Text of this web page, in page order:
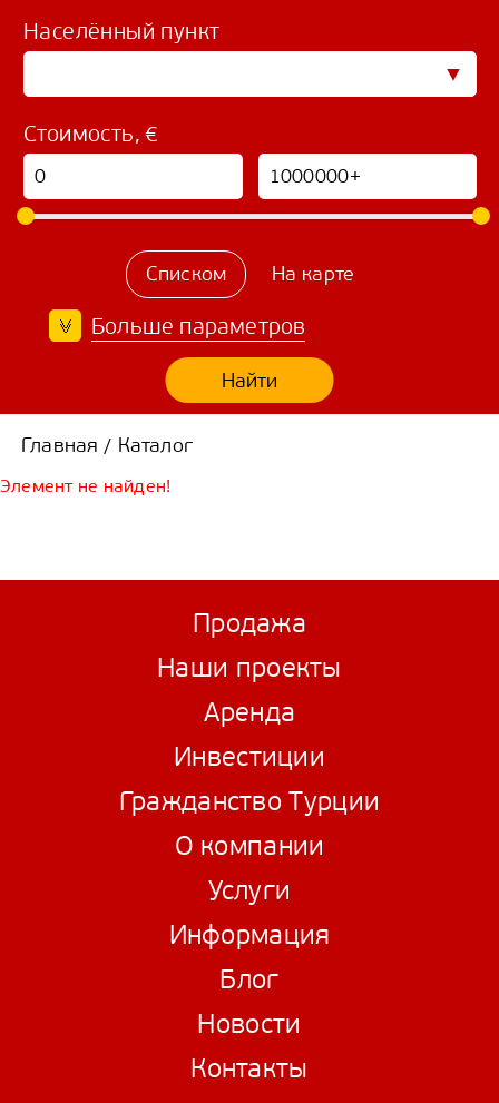
Населённый пункт
Стоимость, €
Списком На карте
Найти
Больше параметров
Главная / Каталог
Элемент не найден!
Продажа
Наши проекты
Аренда
Инвестиции
Гражданство Турции
О компании
Услуги
Информация
Блог
Новости
Контакты